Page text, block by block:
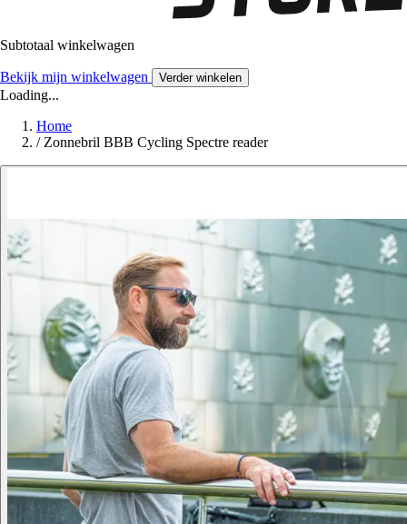
Subtotaal winkelwagen
Bekijk mijn winkelwagen Verder winkelen
Loading...
Home
/ Zonnebril BBB Cycling Spectre reader